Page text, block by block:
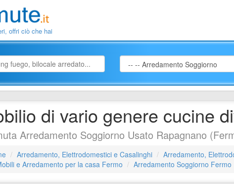
offri ciò che hai
di vario genere cucine
Arredamento Soggiorno Usato Rapagnano
Arredamento, Elettrodomestici e Casalinghi
Arredamento,
e Arredamento per la casa Fermo
Arredamento Soggiorno Fermo